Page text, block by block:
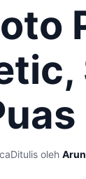
Ditulis oleh